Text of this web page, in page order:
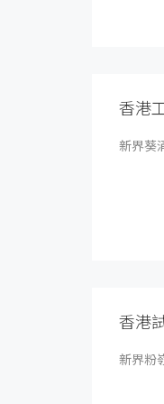
香港
新界葵
香港
新界粉